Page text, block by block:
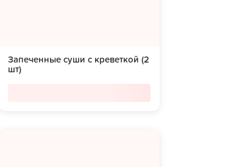
Запеченные суши с креветкой (2
шт)